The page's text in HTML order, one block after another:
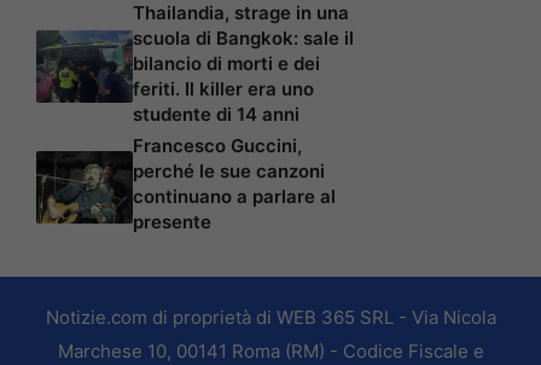
Thailandia, strage in una
scuola di Bangkok: sale il
bilancio di morti e dei
feriti. Il killer era uno
studente di 14 anni
Francesco Guccini,
perché le sue canzoni
continuano a parlare al
presente
Notizie.com di proprietà di WEB 365 SRL - Via Nicola
Marchese 10, 00141 Roma (RM) - Codice Fiscale e